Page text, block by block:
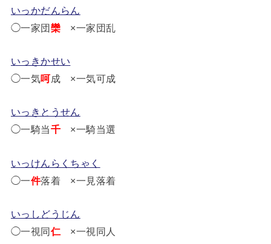
いっかだんらん
◯一家団欒×一家団乱
いっきかせい
◯一気呵成 ×一気可成
いっきとうせん
◯一騎当千×一騎当選
いっけんらくちゃく
◯一件落着 ×一見落着
いっしどうじん
◯一視同仁×一視同人